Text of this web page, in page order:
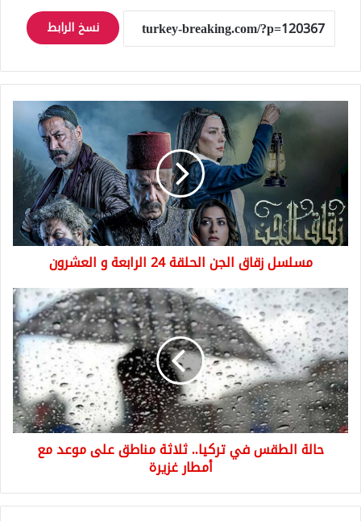
نسخ الرابط
زقاق
الحلقة
24
الرابعة
و
العشرون
مسلسل زقاق الجن الحلقة 24 الرابعة و العشرون
حالة
الطقس
في
تركيا..
ثلاثة
مناطق
على
موعد
مع
حالة الطقس في تركيا.. ثلاثة مناطق على موعد مع
أمطار غزيرة